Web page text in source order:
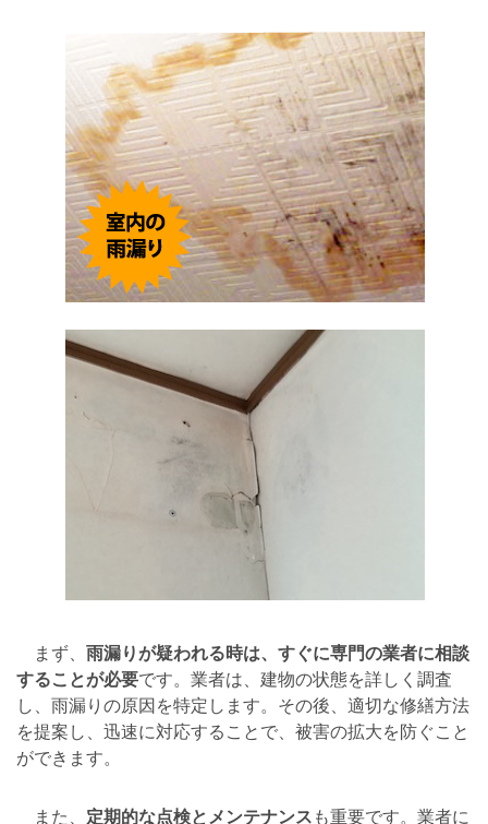
まず、 雨漏りが疑われる時は、すぐに専門の業者に相談
することが必要です。業者は、建物の状態を詳しく調査
し、雨漏りの原因を特定します。その後、適切な修繕方法
を提案し、迅速に対応することで、被害の拡大を防ぐこと
ができます。
また、 定期的な点検とメンテナンス も重要です。業者に